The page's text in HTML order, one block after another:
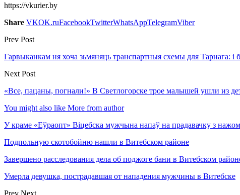
https://vkurier.by
Share VKOK.ruFacebookTwitterWhatsAppTelegramViber
Prev Post
Гарвыканкам ня хоча зьмяняць транспартныя схемы для Тарнага: і
Next Post
«Все, пацаны, погнали!» В Светлогорске трое малышей ушли из
You might also like More from author
У краме «Еўраопт» Віцебска мужчына напаў на прадавачку з нажом
Подпольную скотобойню нашли в Витебском районе
Завершено расследования дела об поджоге бани в Витебском
Умерла девушка, пострадавшая от нападения мужчины в Витебске
Prev Next